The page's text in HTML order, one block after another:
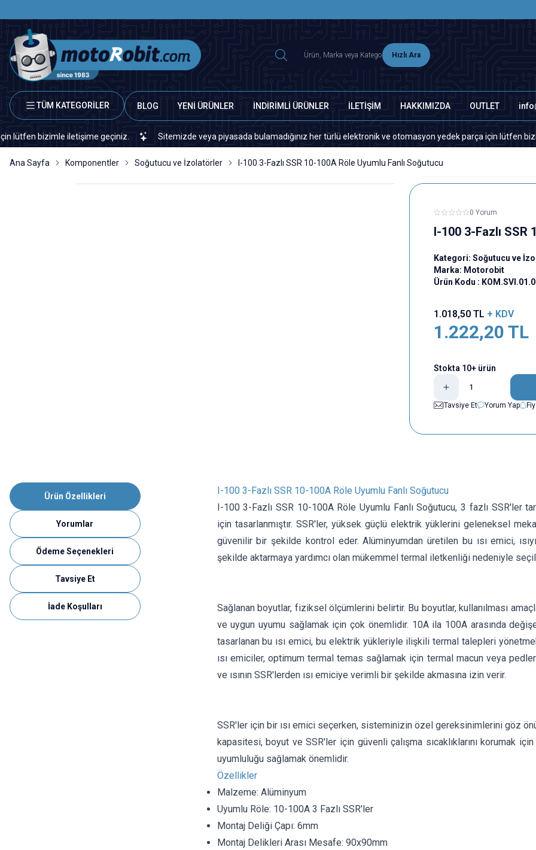
Hızlı Ara
TÜM KATEGORİLER BLOG YENİ ÜRÜNLER İNDİRİMLİ ÜRÜNLER İLETİŞİM HAKKIMIZDA OUTLET
bizimle iletişime geçiniz. Sitemizde veya piyasada bulamadığınız her türlü elektronik ve otomasyon yedek parça için lütfen bizimle
Ana Sayfa Komponentler Soğutucu ve İzolatörler I-100 3-Fazlı SSR 10-100A Röle Uyumlu Fanlı Soğutucu
0 Yorum
I-100 3-Fazlı SSR
Kategori: Soğutucu ve
Marka: Motorobit
Ürün Kodu :
1.018,50TL + KDV
1.222,20 TL
Stokta 10+ ürün
Tavsiye Et
Yorum Yap
Ürün Özellikleri
Yorumlar
Ödeme Seçenekleri
Tavsiye Et
İade Koşulları
I-100 3-Fazlı SSR 10-100A Röle Uyumlu Fanlı Soğutucu
I-100 3-Fazlı SSR 10-100A Röle Uyumlu Fanlı Soğutucu, 3 fazlı SSR'ler
için tasarlanmıştır. SSR'ler, yüksek güçlü elektrik yüklerini geleneksel
güvenilir bir şekilde kontrol eder. Alüminyumdan üretilen bu ısı emici,
şekilde aktarmaya yardımcı olan mükemmel termal iletkenliği nedeniyle
Sağlanan boyutlar, fiziksel ölçümlerini belirtir. Bu boyutlar, kullanılması
ve uygun uyumu sağlamak için çok önemlidir. 10A ila 100A arasında
tasarlanan bu ısı emici, bu elektrik yükleriyle ilişkili termal talepleri
ısı emiciler, optimum termal temas sağlamak için termal macun veya
ve ısının SSR'lerden ısı emiciye verimli bir şekilde akmasına izin verir.
SSR'ler için bir ısı emici seçerken, sisteminizin özel gereksinimlerini göz
kapasitesi, boyut ve SSR'ler için güvenli çalışma sıcaklıklarını korumak için
uyumluluğu sağlamak önemlidir.
Özellikler
Malzeme: Alüminyum
Uyumlu Röle: 10-100A 3 Fazlı SSR'ler
Montaj Deliği Çapı: 6mm
Montaj Delikleri Arası Mesafe: 90x90mm